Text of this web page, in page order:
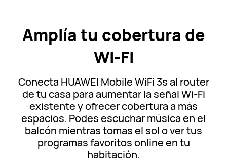
Amplía tu cobertura de
Wi-Fi
Conecta HUAWEI Mobile WiFi 3s al router
de tu casa para aumentar la señal Wi-Fi
existente y ofrecer cobertura a más
espacios. Podes escuchar música en el
balcón mientras tomas el sol o ver tus
programas favoritos online en tu
habitación.